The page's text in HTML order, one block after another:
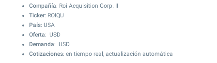
Compañía: Roi Acquisition Corp. II
Ticker: ROIQU
País: USA
Oferta: USD
Demanda: USD
Cotizaciones: en tiempo real, actualización automática